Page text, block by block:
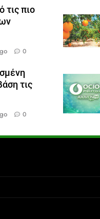
τις πιο
0
τις
0